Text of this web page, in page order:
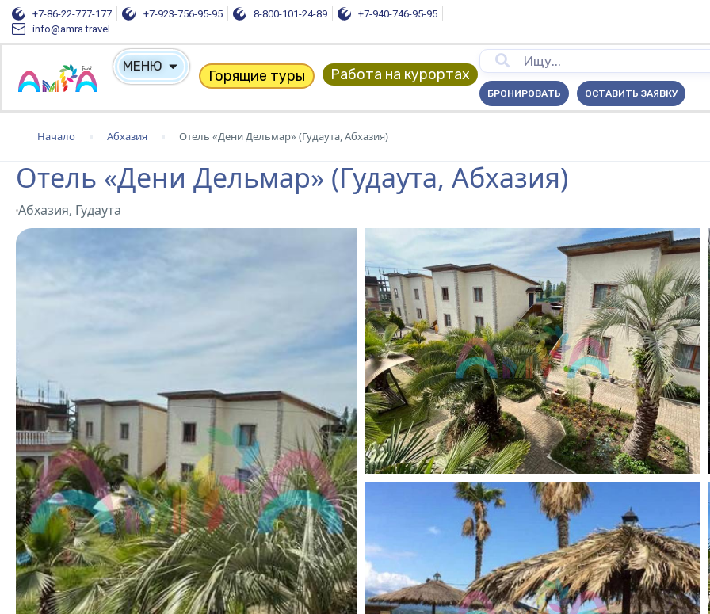
+7-86-22-777-177 +7-923-756-95-95 8-800-101-24-89
+7-940-746-95-95
info@amra.travel
МЕНЮ
Горящие туры Работа на курортах
БРОНИРОВАТЬ ОСТАВИТЬ ЗАЯВКУ
Начало Абхазия Отель «Дени Дельмар» (Гудаута, Абхазия)
Отель «Дени Дельмар» (Гудаута, Абхазия)
Абхазия, Гудаута